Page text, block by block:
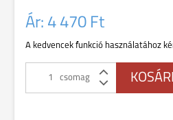
Ár: 4 470 Ft
A kedvencek funkció használatához
csomag